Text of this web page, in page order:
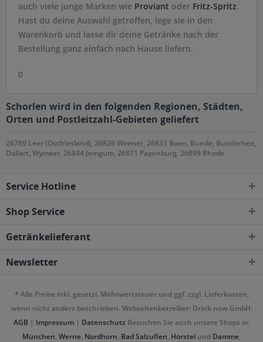
auch viele junge Marken wie Proviant oder Fritz-Spritz.
Hast du deine Auswahl getroffen, lege sie in den
Warenkorb und lasse dir deine Getränke nach der
Bestellung ganz einfach nach Hause liefern.
0
Schorlen wird in den folgenden Regionen, Städten,
Orten und Postleitzahl-Gebieten geliefert
26789 Leer (Ostfriesland), 26826 Weener, 26831 Boen, Bunde, Bunderhee,
Dollart, Wymeer, 26844 Jemgum, 26871 Papenburg, 26899 Rhede
Service Hotline
Shop Service
Getränkelieferant
Newsletter
* Alle Preise inkl. gesetzl. Mehrwertsteuer und ggf. zzgl. Lieferkosten,
wenn nicht anders beschrieben. Webseitenbetreiber: Drink now GmbH:
AGB | Impressum| DatenschutzBesuchen Sie auch unsere Shops in:
München, Werne, Nordhorn, Bad Salzuflen, Hörstel und Damme,